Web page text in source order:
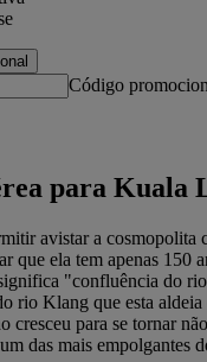
Código
para Kuala
avistar a cosmopolita
que ela tem apenas 150
"confluência do
rio Klang que esta aldeia
cresceu para se tornar
das mais empolgantes